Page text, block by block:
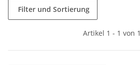
Filter und Sortierung
Artikel 1 - 1 von 1